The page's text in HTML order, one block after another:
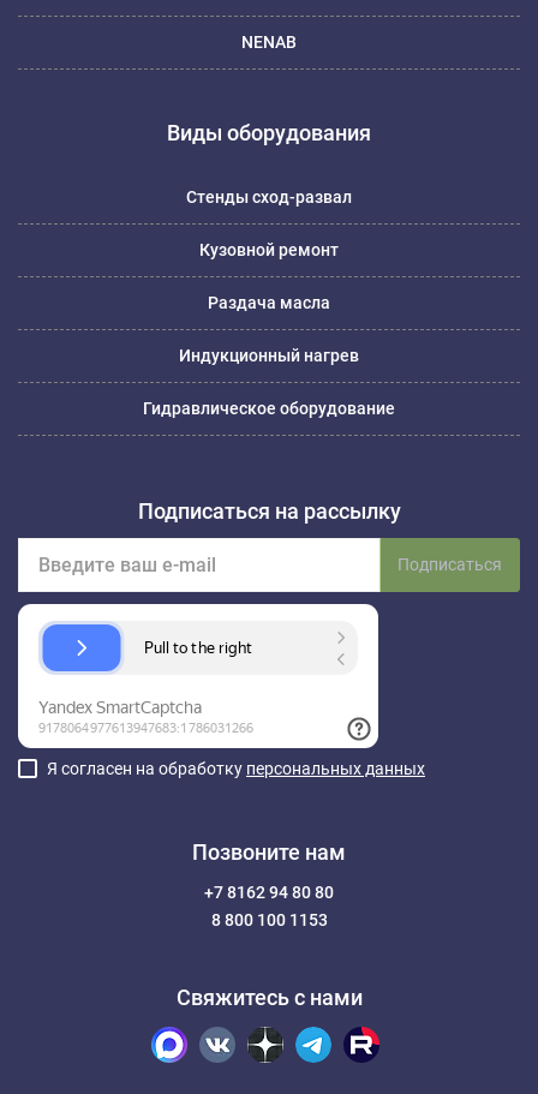
NENAB
Виды оборудования
Стенды сход-развал
Кузовной ремонт
Раздача масла
Индукционный нагрев
Гидравлическое оборудование
Подписаться на рассылку
Подписаться
Я согласен на обработку персональных данных
Позвоните нам
+7 8162 94 80 80
8 800 100 1153
Свяжитесь с нами